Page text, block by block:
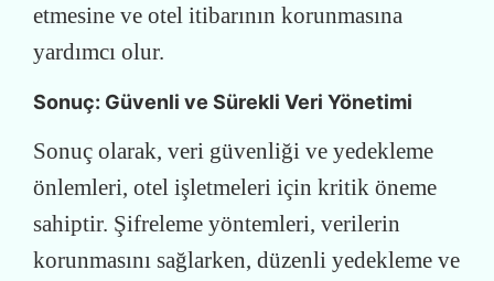
etmesine ve otel itibarının korunmasına
yardımcı olur.
Sonuç: Güvenli ve Sürekli Veri Yönetimi
Sonuç olarak, veri güvenliği ve yedekleme
önlemleri, otel işletmeleri için kritik öneme
sahiptir. Şifreleme yöntemleri, verilerin
korunmasını sağlarken, düzenli yedekleme ve